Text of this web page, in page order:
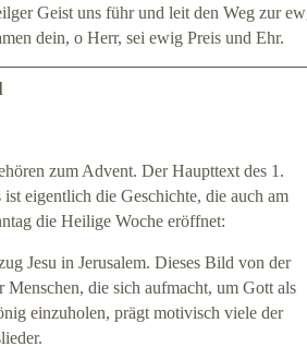
Geist uns führ und leit den Weg zur
dein, o Herr, sei ewig Preis und Ehr.
zum Advent. Der Haupttext des 1.
eigentlich die Geschichte, die auch am
die Heilige Woche eröffnet:
Jesu in Jerusalem. Dieses Bild von der
Menschen, die sich aufmacht, um Gott als
einzuholen, prägt motivisch viele der